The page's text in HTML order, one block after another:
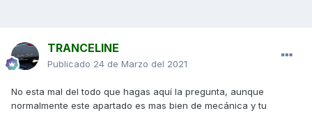
TRANCELINE
Publicado 24 de Marzo del 2021
No esta mal del todo que hagas aquí la pregunta, aunque
normalmente este apartado es mas bien de mecánica y tu